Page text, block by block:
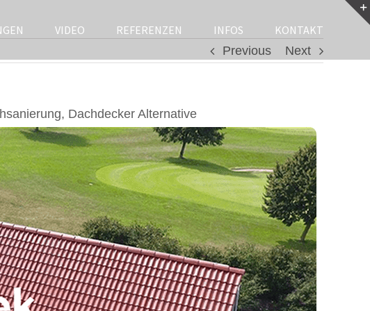
VIDEO REFERENZEN INFOS
KONTAKT
Previous
Next
Dachdecker Alternative